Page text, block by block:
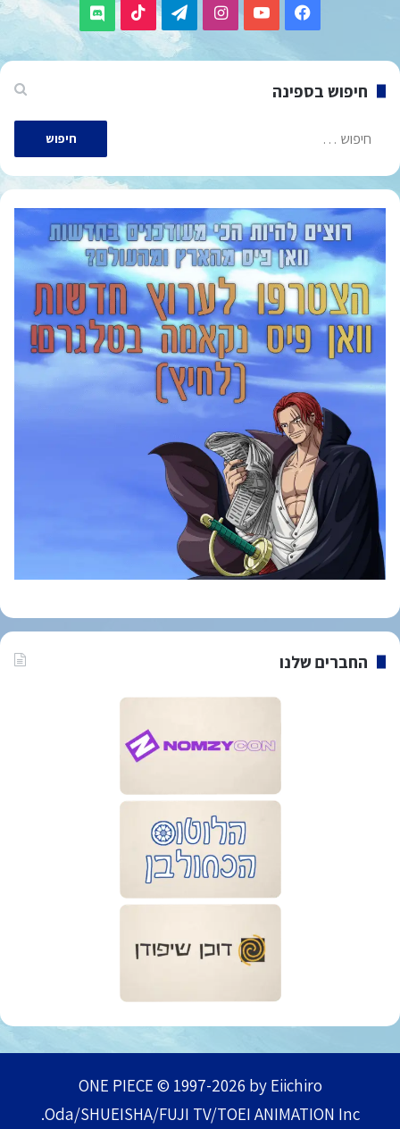
Facebook
YouTube
Instagram
Telegram
TikTok
Discord
חיפוש בספינה
חיפוש:
החברים שלנו
ONE PIECE © 1997-2026 by Eiichiro
Oda/SHUEISHA/FUJI TV/TOEI ANIMATION Inc.